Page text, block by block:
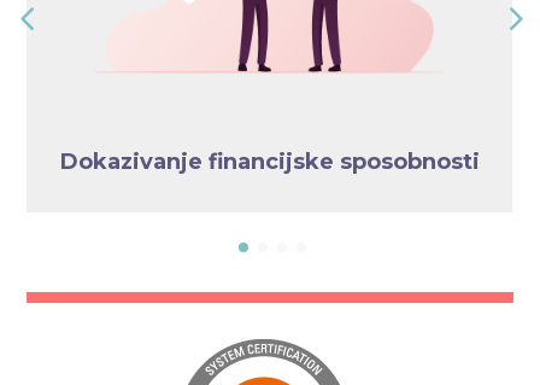
Dokazivanje financijske sposobnosti